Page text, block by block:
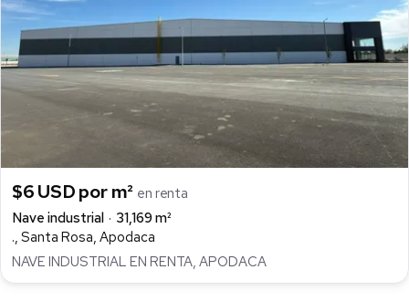
$6 USD por m² en renta
Nave industrial
31,169 m²
., Santa Rosa, Apodaca
NAVE INDUSTRIAL EN RENTA, APODACA